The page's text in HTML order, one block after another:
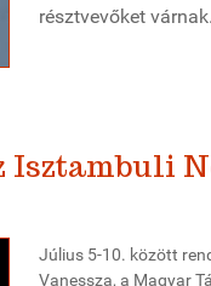
résztvevőket várnak.
Isztambuli
Július 5-10. között
Vanessza, a Magyar